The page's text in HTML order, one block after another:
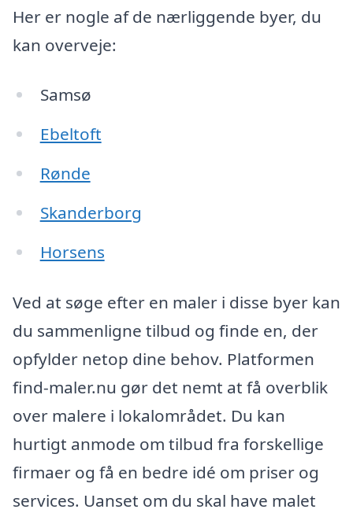
Her er nogle af de nærliggende byer, du
kan overveje:
Samsø
Ebeltoft
Rønde
Skanderborg
Horsens
Ved at søge efter en maler i disse byer kan
du sammenligne tilbud og finde en, der
opfylder netop dine behov. Platformen
find-maler.nu gør det nemt at få overblik
over malere i lokalområdet. Du kan
hurtigt anmode om tilbud fra forskellige
firmaer og få en bedre idé om priser og
services. Uanset om du skal have malet